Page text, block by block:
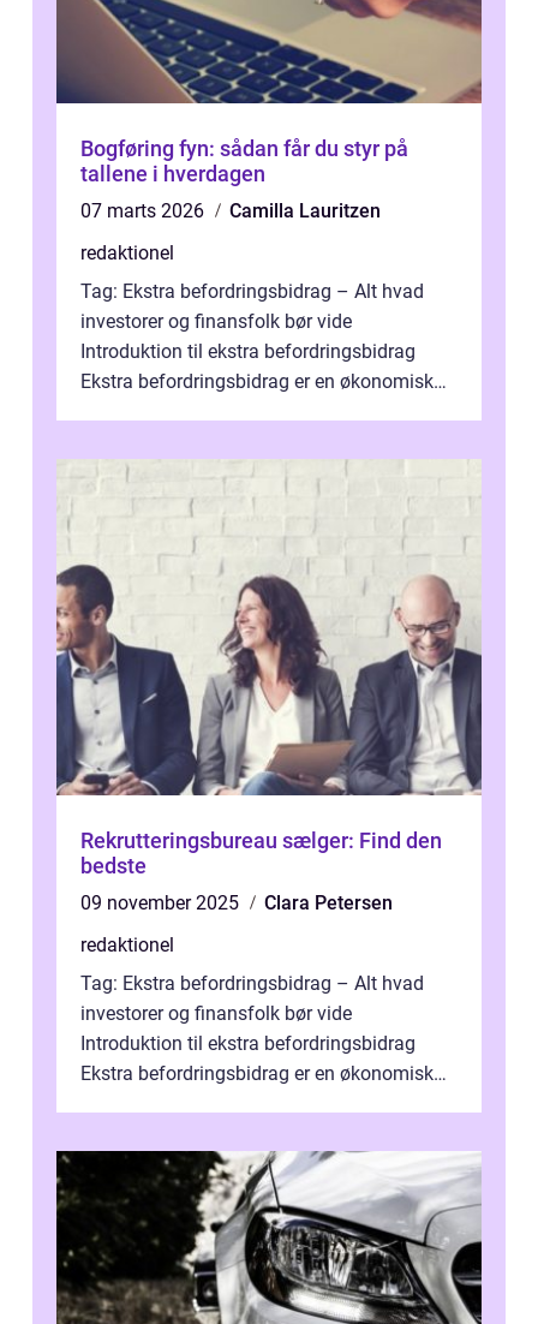
Bogføring fyn: sådan får du styr på
tallene i hverdagen
07 marts 2026
Camilla Lauritzen
redaktionel
Tag: Ekstra befordringsbidrag – Alt hvad
investorer og finansfolk bør vide
Introduktion til ekstra befordringsbidrag
Ekstra befordringsbidrag er en økonomisk
Rekrutteringsbureau sælger: Find den
bedste
09 november 2025
Clara Petersen
redaktionel
Tag: Ekstra befordringsbidrag – Alt hvad
investorer og finansfolk bør vide
Introduktion til ekstra befordringsbidrag
Ekstra befordringsbidrag er en økonomisk